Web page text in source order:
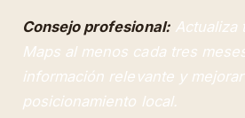
Consejo profesional: Actualiza
Maps al menos cada tres
información relevante y
posicionamiento local.